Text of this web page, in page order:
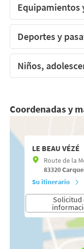
Equipamientos
Deportes y
Niños,
Coordenadas y
LE BEAU VÉZÉ
Route de la
83320
Su itinerario
Solicitud